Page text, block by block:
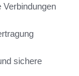
sichere